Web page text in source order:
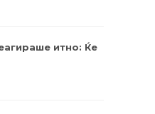
итно: Ќе